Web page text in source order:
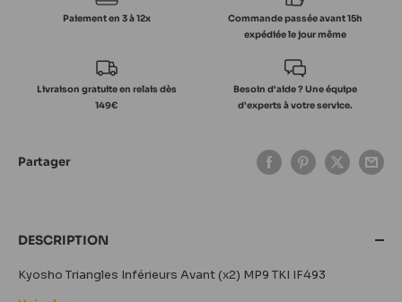
Paiement en 3 à 12x
Commande passée avant 15h
expédiée le jour même
Livraison gratuite en relais dès
149€
Besoin d'aide ? Une équipe
d'experts à votre service.
Partager
DESCRIPTION
Kyosho Triangles Inférieurs Avant (x2) MP9 TKI IF493